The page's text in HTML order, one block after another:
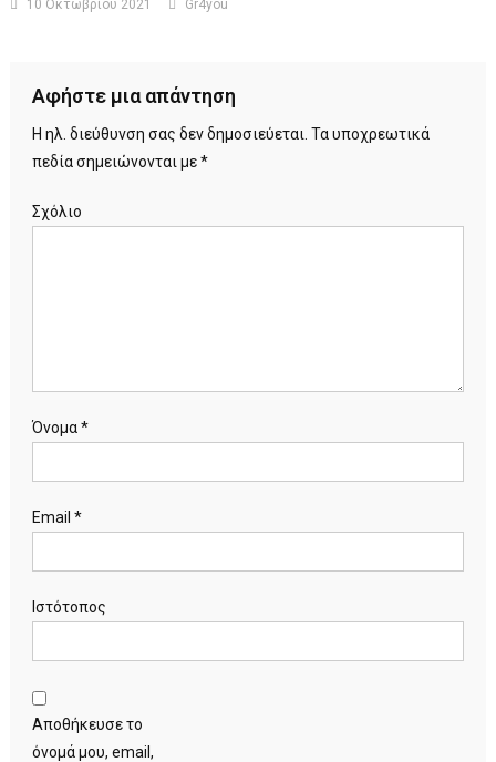
10 Οκτωβρίου 2021 Gr4you
Αφήστε μια απάντηση
Η ηλ. διεύθυνση σας δεν δημοσιεύεται. Τα υποχρεωτικά
πεδία σημειώνονται με*
Σχόλιο
Όνομα*
Email *
Ιστότοπος
Αποθήκευσε το
όνομά μου, email,